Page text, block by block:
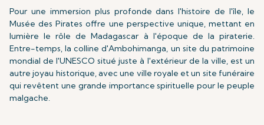
Pour une immersion plus profonde dans l'histoire de l'île, le
Musée des Pirates offre une perspective unique, mettant en
lumière le rôle de Madagascar à l'époque de la piraterie.
Entre-temps, la colline d'Ambohimanga, un site du patrimoine
mondial de l'UNESCO situé juste à l'extérieur de la ville, est un
autre joyau historique, avec une ville royale et un site funéraire
qui revêtent une grande importance spirituelle pour le peuple
malgache.